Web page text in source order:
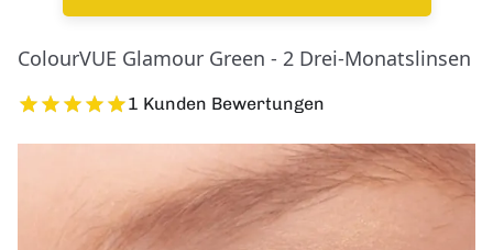
ColourVUE Glamour Green - 2 Drei-Monatslinsen
1 Kunden Bewertungen